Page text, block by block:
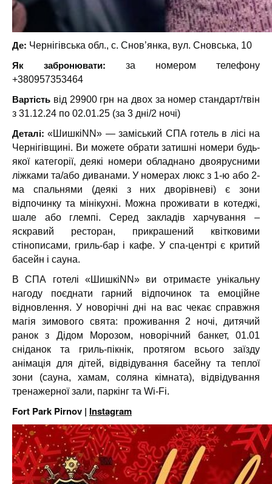
Де: Чернігівська обл., с. Снов’янка, вул. Сновська, 10
Як забронювати: за номером телефону
+380957353464
Вартість від 29900 грн на двох за номер стандарт/твін
з 31.12.24 по 02.01.25 (за 3 дні/2 ночі)
Деталі:«ШишкiNN» — заміський СПА готель в лісі на
Чернігівщині. Ви можете обрати затишні номери будь-
якої категорії, деякі номери обладнано двоярусними
ліжками та/або диванами. У номерах люкс з 1-ю або 2-
ма спальнями (деякі з них дворівневі) є зони
відпочинку та мінікухні. Можна проживати в котеджі,
шале або глемпі. Серед закладів харчування –
яскравий ресторан, прикрашений квітковими
стінописами, гриль-бар і кафе. У спа-центрі є критий
басейн і сауна.
В СПА готелі «ШишкіNN» ви отримаєте унікальну
нагоду поєднати гарний відпочинок та емоційне
відновлення. У новорічні дні на вас чекає справжня
магія зимового свята: проживання 2 ночі, дитячий
ранок з Дідом Морозом, новорічний банкет, 01.01
сніданок та гриль-пікнік, протягом всього заїзду
анімація для дітей, відвідування басейну та теплої
зони (сауна, хамам, соляна кімната), відвідування
тренажерної зали, паркінг та Wi-Fi.
Fort Park Pirnov | Instagram